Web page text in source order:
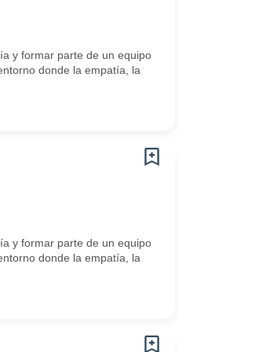
y formar parte de un equipo
donde la empatía, la
y formar parte de un equipo
donde la empatía, la